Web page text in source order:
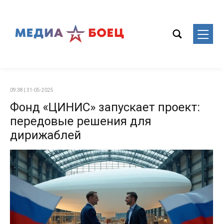
09:38 | 31-05-2025
Фонд «ЦИНИС» запускает проект:
передовые решения для
дирижаблей